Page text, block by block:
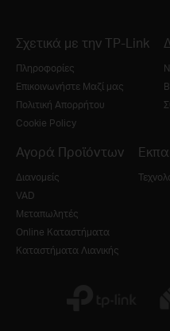
Σχετικά με την TP-Link
Πληροφορίες
Επικοινωνήστε Μαζί μας
Πολιτική Απορρήτου
Cookie Policy
Αγορά Προϊόντων
Διανομείς
VAD
Μεταπωλητές
Online Καταστήματα
Καταστήματα Λιανικής